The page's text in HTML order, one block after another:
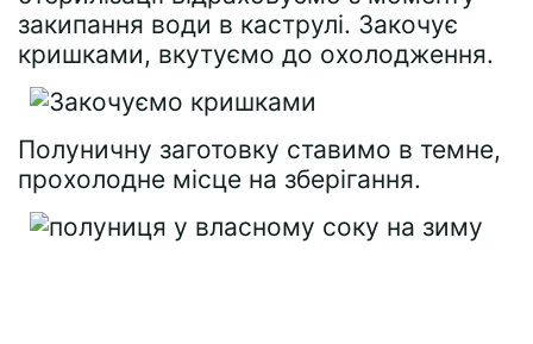
закипання води в каструлі. Закочує
кришками, вкутуємо до охолодження.
Полуничну заготовку ставимо в темне,
прохолодне місце на зберігання.